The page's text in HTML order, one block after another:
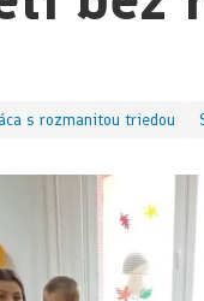
s rozmanitou triedou